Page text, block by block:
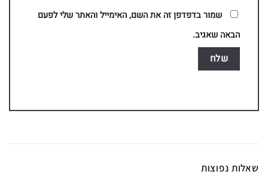
שמור בדפדפן זה את השם, האימייל והאתר שלי לפעם
הבאה שאגיב.
שאלות נפוצות